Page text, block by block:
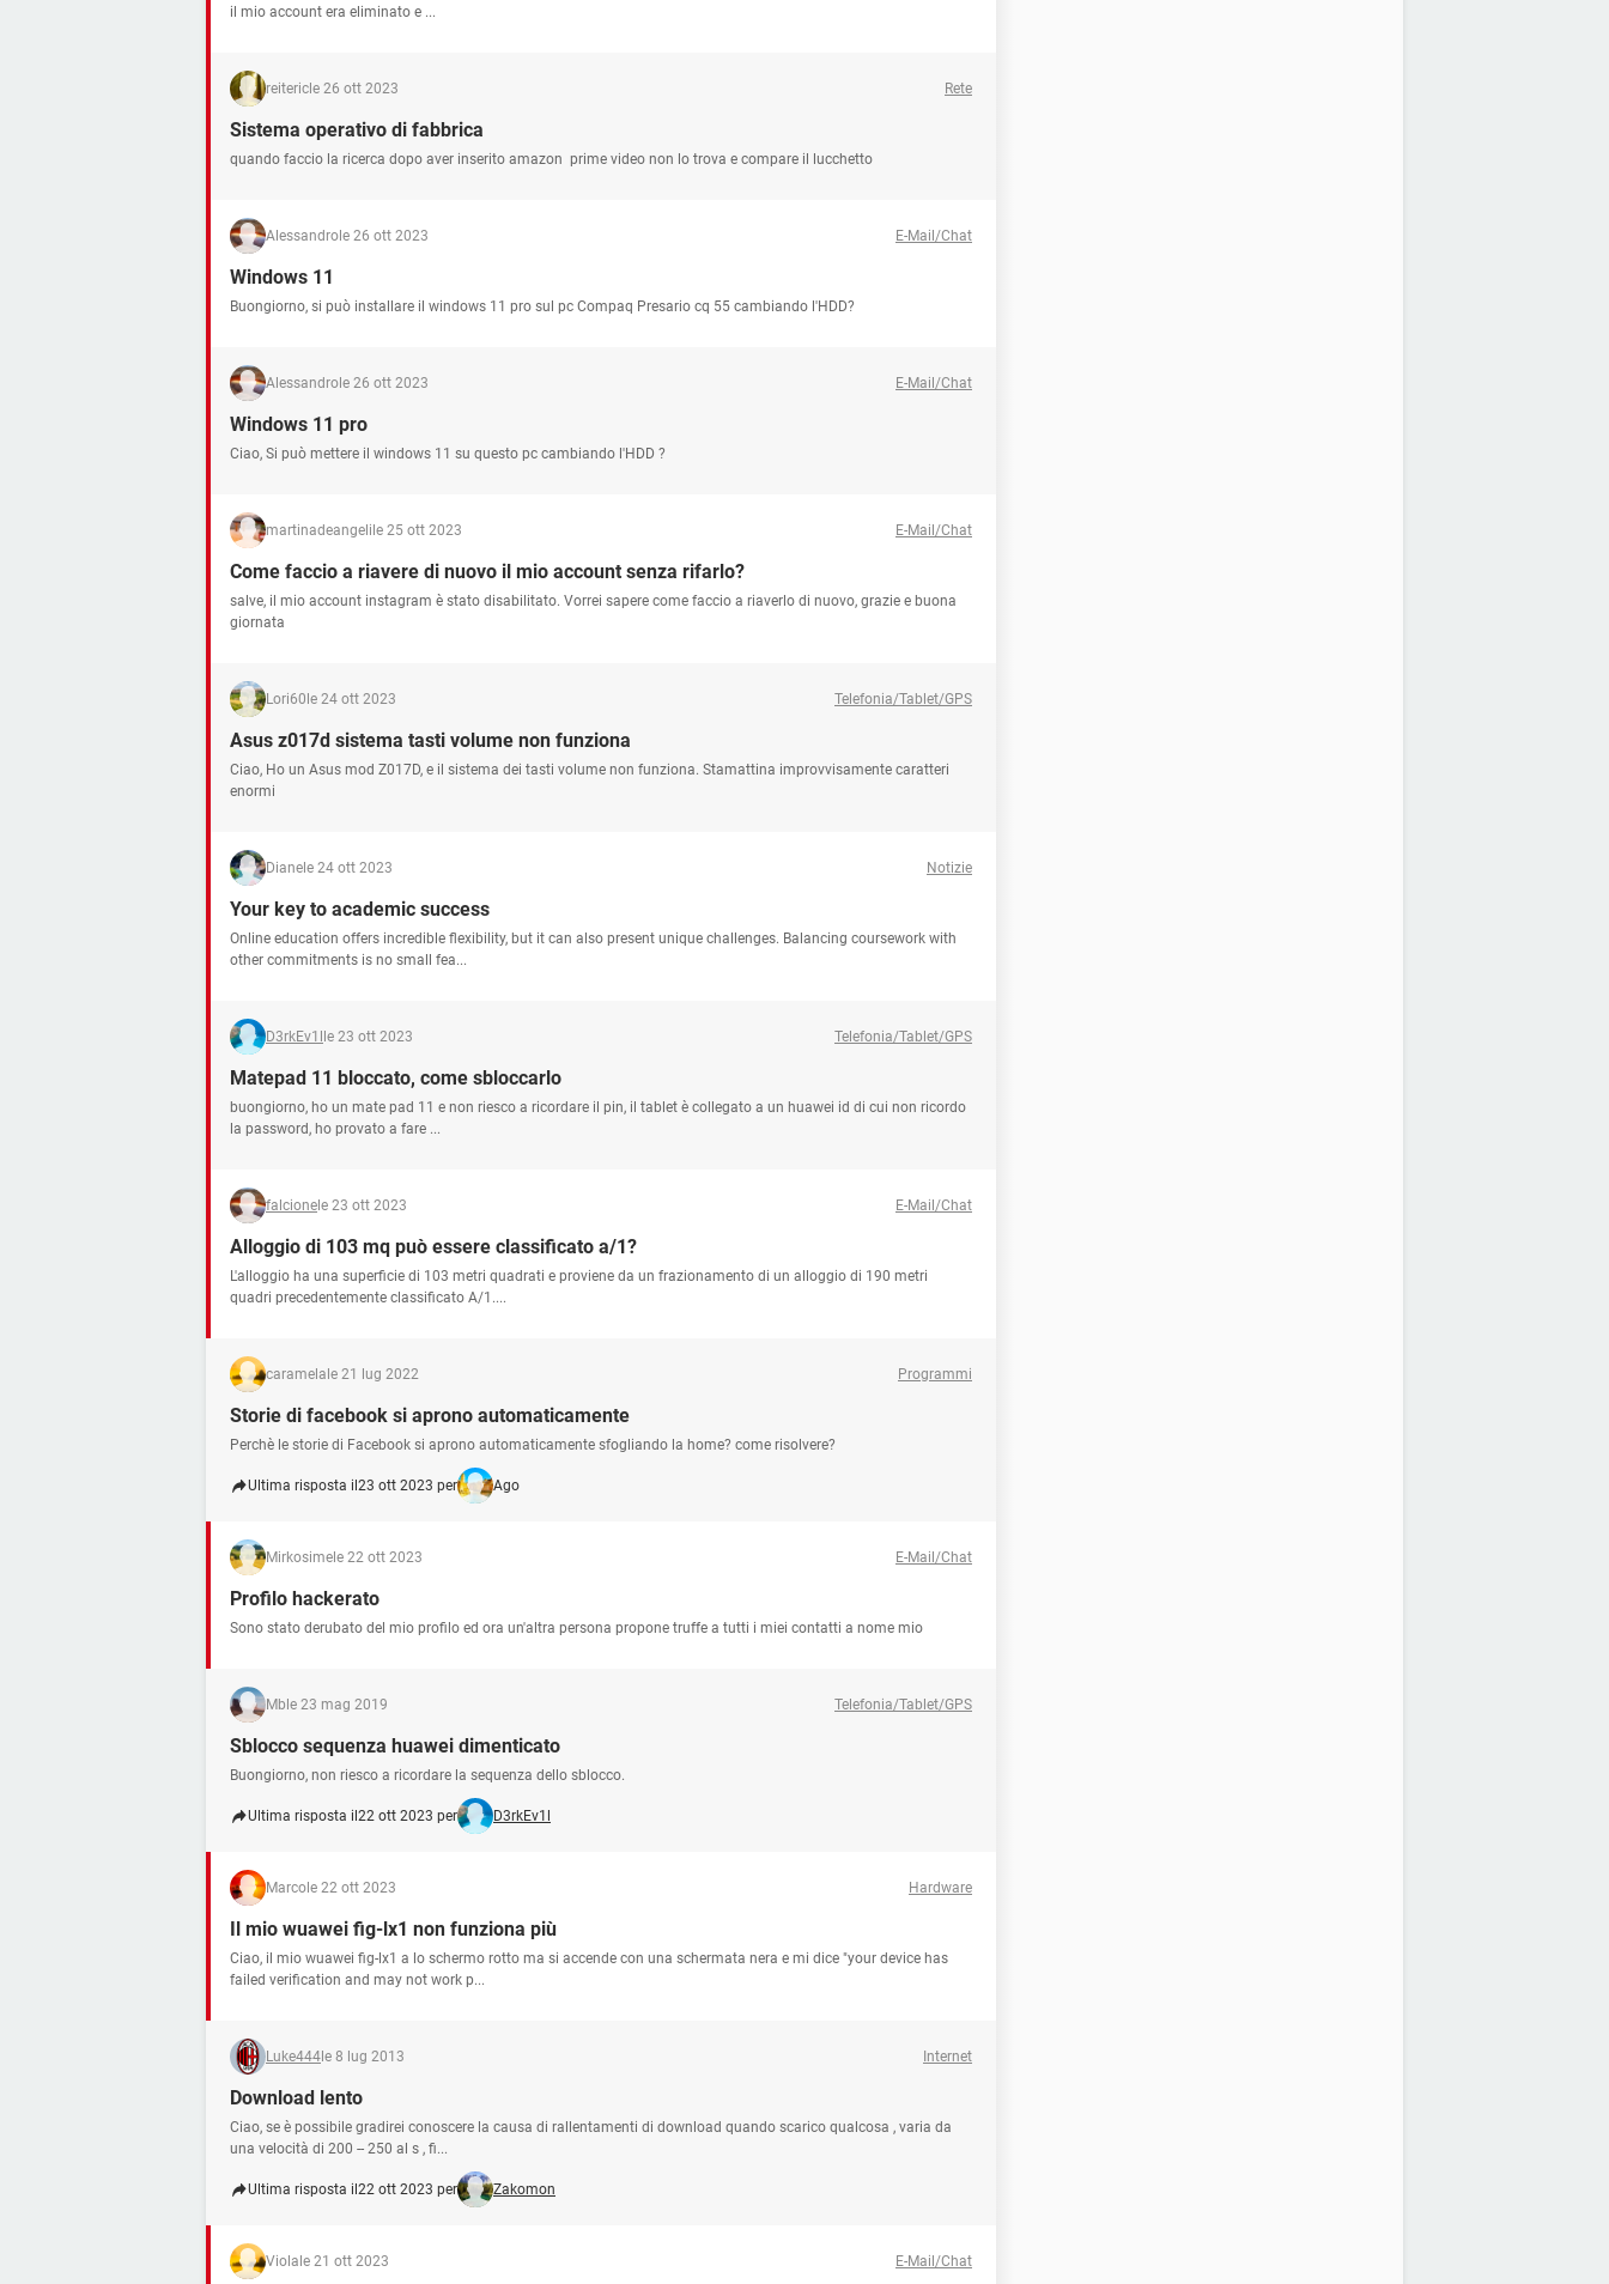
il mio account era eliminato e ...
reiteric le 26 ott 2023 Rete
Sistema operativo di fabbrica
quando faccio la ricerca dopo aver inserito amazon prime video non lo trova e compare il lucchetto
Alessandro le 26 ott 2023 E-Mail/Chat
Windows 11
Buongiorno, si può installare il windows 11 pro sul pc Compaq Presario cq 55 cambiando l'HDD?
Alessandro le 26 ott 2023 E-Mail/Chat
Windows 11 pro
Ciao, Si può mettere il windows 11 su questo pc cambiando l'HDD ?
martinadeangeli le 25 ott 2023 E-Mail/Chat
Come faccio a riavere di nuovo il mio account senza rifarlo?
salve, il mio account instagram è stato disabilitato. Vorrei sapere come faccio a riaverlo di nuovo, grazie e buona
giornata
Lori60 le 24 ott 2023 Telefonia/Tablet/GPS
Asus z017d sistema tasti volume non funziona
Ciao, Ho un Asus mod Z017D, e il sistema dei tasti volume non funziona. Stamattina improvvisamente caratteri
enormi
Diane le 24 ott 2023 Notizie
Your key to academic success
Online education offers incredible flexibility, but it can also present unique challenges. Balancing coursework with
other commitments is no small fea...
D3rkEv1l le 23 ott 2023 Telefonia/Tablet/GPS
Matepad 11 bloccato, come sbloccarlo
buongiorno, ho un mate pad 11 e non riesco a ricordare il pin, il tablet è collegato a un huawei id di cui non ricordo
la password, ho provato a fare ...
falcione le 23 ott 2023 E-Mail/Chat
Alloggio di 103 mq può essere classificato a/1?
L'alloggio ha una superficie di 103 metri quadrati e proviene da un frazionamento di un alloggio di 190 metri
quadri precedentemente classificato A/1....
caramela le 21 lug 2022 Programmi
Storie di facebook si aprono automaticamente
Perchè le storie di Facebook si aprono automaticamente sfogliando la home? come risolvere?
Ultima risposta il 23 ott 2023 per Ago
Mirkosime le 22 ott 2023 E-Mail/Chat
Profilo hackerato
Sono stato derubato del mio profilo ed ora un'altra persona propone truffe a tutti i miei contatti a nome mio
Mb le 23 mag 2019 Telefonia/Tablet/GPS
Sblocco sequenza huawei dimenticato
Buongiorno, non riesco a ricordare la sequenza dello sblocco.
Ultima risposta il 22 ott 2023 per D3rkEv1l
Marco le 22 ott 2023 Hardware
Il mio wuawei fig-lx1 non funziona più
Ciao, il mio wuawei fig-lx1 a lo schermo rotto ma si accende con una schermata nera e mi dice "your device has
failed verification and may not work p...
Luke444 le 8 lug 2013 Internet
Download lento
Ciao, se è possibile gradirei conoscere la causa di rallentamenti di download quando scarico qualcosa , varia da
una velocità di 200 -- 250 al s , fi...
Ultima risposta il 22 ott 2023 per Zakomon
Viola le 21 ott 2023 E-Mail/Chat